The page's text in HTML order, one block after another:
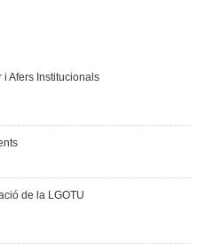
Afers Institucionals
de la LGOTU